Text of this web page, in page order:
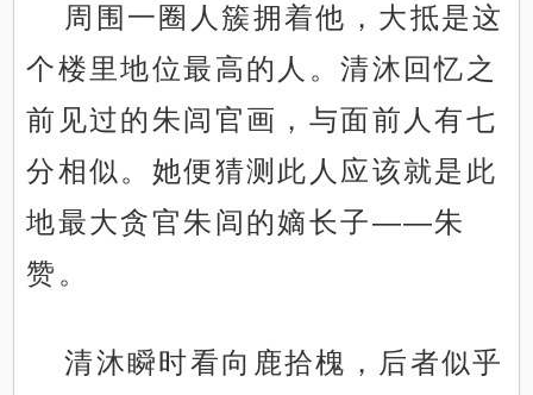
周围一圈人簇拥着他，大抵是这
个楼里地位最高的人。清沐回忆之
前见过的朱闾官画，与面前人有七
分相似。她便猜测此人应该就是此
地最大贪官朱闾的嫡长子——朱
赞。
清沐瞬时看向鹿拾槐，后者似乎